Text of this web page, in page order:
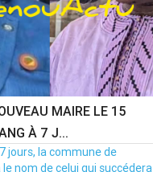
MAIRE LE 15
À 7 J...
jours, la commune de
nom de celui qui succédera